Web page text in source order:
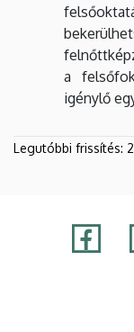
a
igénylő
Legutóbbi frissítés: